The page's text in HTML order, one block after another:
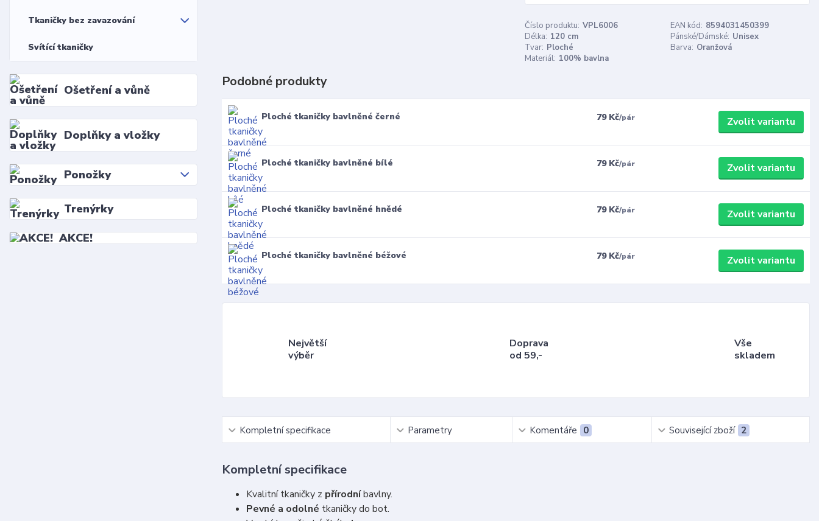
Tkaničky bez zavazování
Svítící tkaničky
Ošetření a vůně
Doplňky a vložky
Ponožky
Trenýrky
AKCE!
Číslo produktu: VPL6006 EAN kód: 8594031450399
Délka: 120 cm Pánské/Dámské: Unisex
Tvar: Ploché Barva: Oranžová
Materiál: 100% bavlna
Podobné produkty
Ploché tkaničky bavlněné černé 79 Kč/pár Zvolit variantu
Ploché tkaničky bavlněné bílé 79 Kč/pár Zvolit variantu
Ploché tkaničky bavlněné hnědé 79 Kč/pár Zvolit variantu
Ploché tkaničky bavlněné béžové 79 Kč/pár Zvolit variantu
Největší
výběr
Doprava
od 59,-
Vše
skladem
Kompletní specifikace Parametry Komentáře 0 Související zboží 2
Kompletní specifikace
Kvalitní tkaničky z přírodníbavlny.
Pevné a odolné tkaničky do bot.